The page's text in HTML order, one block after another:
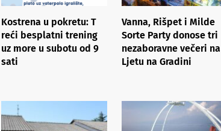
Kostrena u pokretu: ​T​
reći besplatni trening
uz more​ ​u subotu od 9
sati
Vanna, Rišpet i Milde
Sorte Party donose tri
nezaboravne večeri na
Ljetu na Gradini